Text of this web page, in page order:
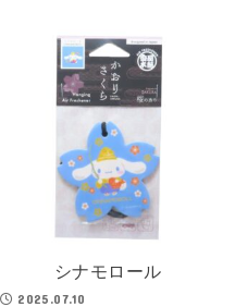
シナモロール
2025.07.10